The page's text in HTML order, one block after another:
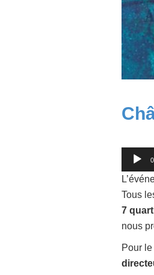
Lecteur
audio
Tous
7
nous
Pour